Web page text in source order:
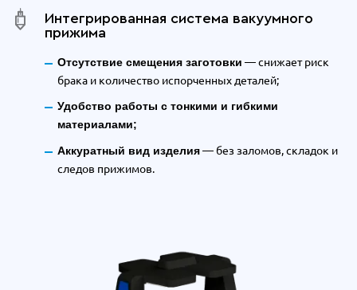
Интегрированная система вакуумного
прижима
Отсутствие смещения заготовки — снижает риск
брака и количество испорченных деталей;
Удобство работы с тонкими и гибкими
материалами;
Аккуратный вид изделия— без заломов, складок и
следов прижимов.